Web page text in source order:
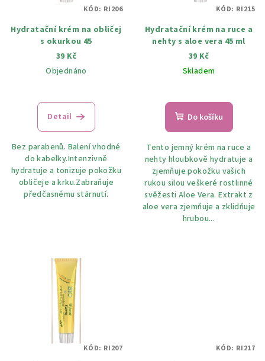
oHydratační krém na obličej
s okurkou 45
39 Kč
Objednáno
Detail
Bez parabenů. Balení vhodné
do kabelky.Intenzivně
hydratuje a tonizuje pokožku
obličeje a krku.Zabraňuje
předčasnému stárnutí.
KÓD: RI206
Hydratační krém na ruce a
nehty s aloe vera 45 ml
39 Kč
Skladem
Do košíku
Tento jemný krém na ruce a
nehty hloubkově hydratuje a
zjemňuje pokožku vašich
rukou silou veškeré rostlinné
svěžesti Aloe Vera. Extrakt z
aloe vera zjemňuje a zklidňuje
hrubou...
KÓD: RI215
KÓD: RI207 KÓD: RI217